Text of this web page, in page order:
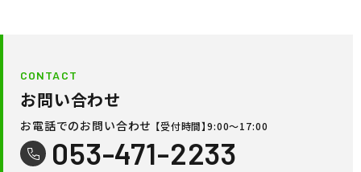
CONTACT
お問い合わせ
お電話でのお問い合わせ 【受付時間】9:00〜17:00
053-471-2233